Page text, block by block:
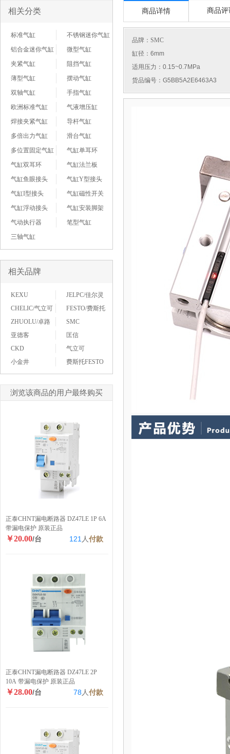
相关分类
标准气缸
不锈钢迷你气缸
铝合金迷你气缸
微型气缸
夹紧气缸
阻挡气缸
薄型气缸
摆动气缸
双轴气缸
手指气缸
欧洲标准气缸
气液增压缸
焊接夹紧气缸
导杆气缸
多倍出力气缸
滑台气缸
多位置固定气缸
气缸单耳环
气缸双耳环
气缸法兰板
气缸鱼眼接头
气缸Y型接头
气缸I型接头
气缸磁性开关
气缸浮动接头
气缸安装脚架
气动执行器
笔型气缸
三轴气缸
相关品牌
KEXU
JELPC/佳尔灵
CHELIC/气立可
FESTO/费斯托
ZHUOLU/卓路
SMC
亚德客
匡信
CKD
气立可
小金井
费斯托FESTO
浏览该商品的用户最终购买
正泰CHNT漏电断路器 DZ47LE 1P 6A
带漏电保护 原装正品
￥20.00/台 121 人付款
正泰CHNT漏电断路器 DZ47LE 2P
10A 带漏电保护 原装正品
￥28.00/台 78 人付款
商品详情 商品评
品牌： SMC
缸径：6mm
适用压力：0.15~0.7MPa
货品编号：G5BB5A2E6463A3